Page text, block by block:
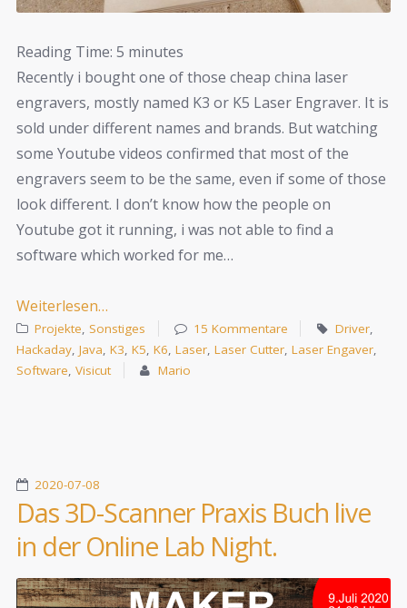
Reading Time: 5 minutes
Recently i bought one of those cheap china laser
engravers, mostly named K3 or K5 Laser Engraver. It is
sold under different names and brands. But watching
some Youtube videos confirmed that most of the
engravers seem to be the same, even if some of those
look different. I don’t know how the people on
Youtube got it running, i was not able to find a
software which worked for me…
Weiterlesen…
Projekte, Sonstiges 15 Kommentare Driver,
Hackaday, Java, K3, K5, K6, Laser, Laser Cutter, Laser Engaver,
Software, Visicut Mario
2020-07-08
Das 3D-Scanner Praxis Buch live
in der Online Lab Night.